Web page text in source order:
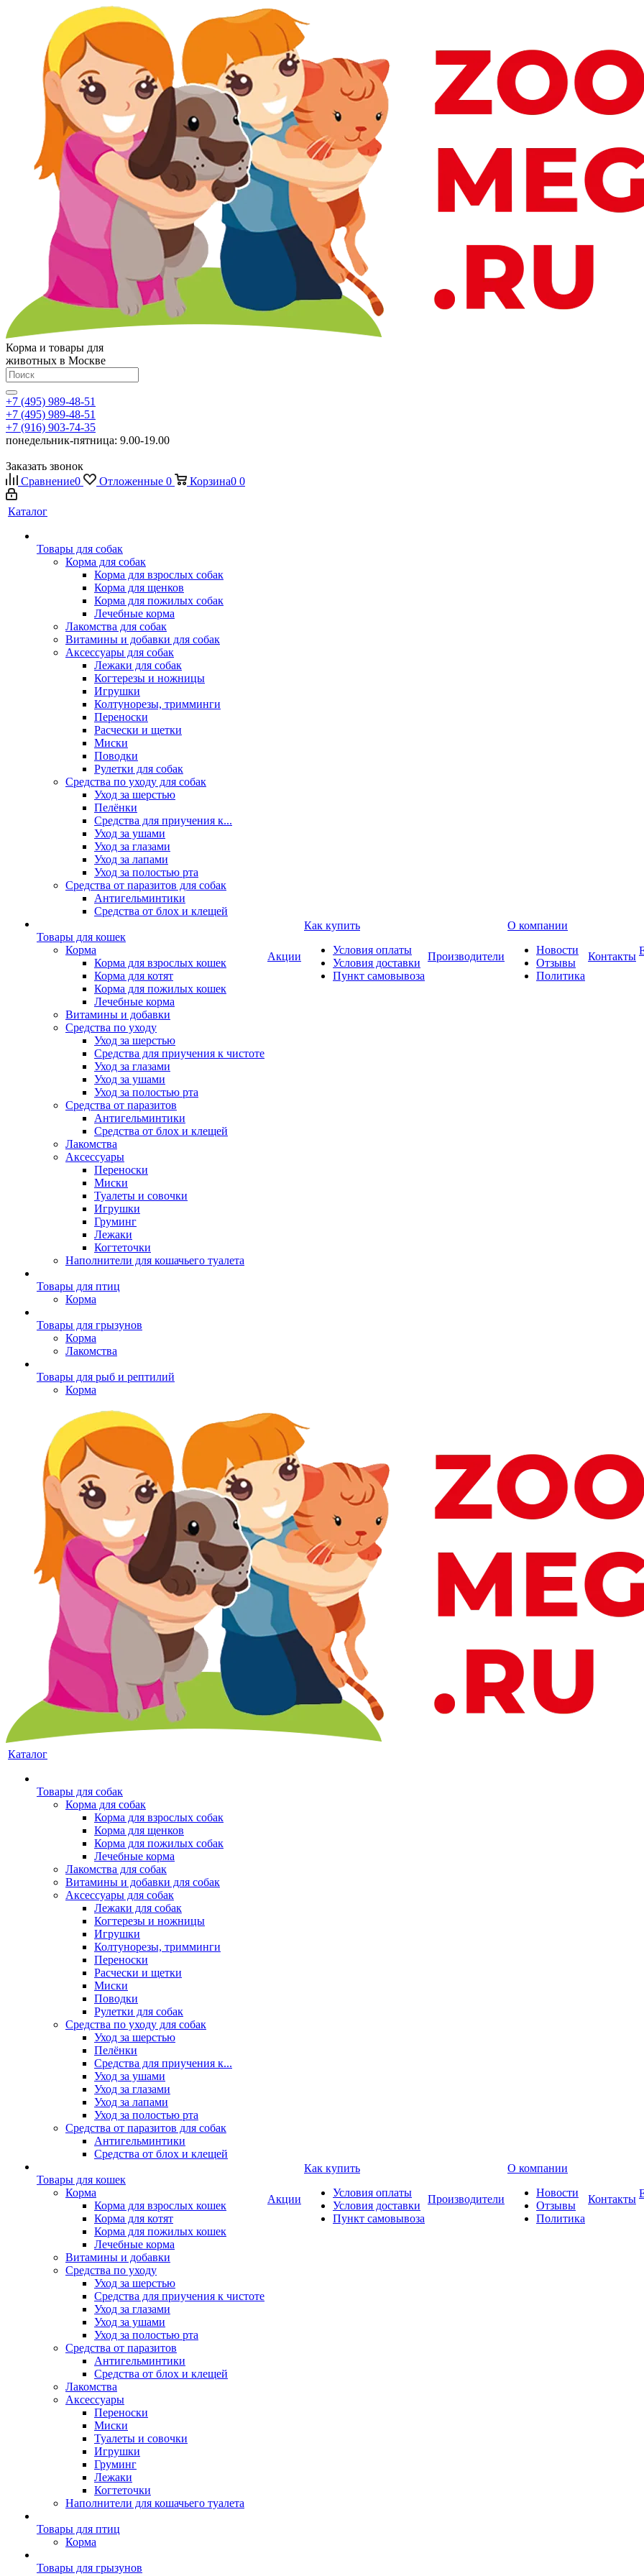
Корма и товары для
животных в Москве
+7 (495) 989-48-51
+7 (495) 989-48-51
+7 (916) 903-74-35
понедельник-пятница: 9.00-19.00
Заказать звонок
Сравнение0 Отложенные 0 Корзина0 0
Каталог
Товары для собак
Корма для собак
Корма для взрослых собак
Корма для щенков
Корма для пожилых собак
Лечебные корма
Лакомства для собак
Витамины и добавки для собак
Аксессуары для собак
Лежаки для собак
Когтерезы и ножницы
Игрушки
Колтунорезы, тримминги
Переноски
Расчески и щетки
Миски
Поводки
Рулетки для собак
Средства по уходу для собак
Уход за шерстью
Пелёнки
Средства для приучения к...
Уход за ушами
Уход за глазами
Уход за лапами
Уход за полостью рта
Средства от паразитов для собак
Антигельминтики
Средства от блох и клещей
Товары для кошек
Корма
Корма для взрослых кошек
Корма для котят
Корма для пожилых кошек
Лечебные корма
Витамины и добавки
Средства по уходу
Уход за шерстью
Средства для приучения к чистоте
Уход за глазами
Уход за ушами
Уход за полостью рта
Средства от паразитов
Антигельминтики
Средства от блох и клещей
Лакомства
Аксессуары
Переноски
Миски
Туалеты и совочки
Игрушки
Груминг
Лежаки
Когтеточки
Наполнители для кошачьего туалета
Товары для птиц
Корма
Товары для грызунов
Корма
Лакомства
Товары для рыб и рептилий
Корма
Акции
Как купить
Условия оплаты
Условия доставки
Пункт самовывоза
Производители
О компании
Новости
Отзывы
Политика
Контакты
Каталог
Товары для собак
Корма для собак
Корма для взрослых собак
Корма для щенков
Корма для пожилых собак
Лечебные корма
Лакомства для собак
Витамины и добавки для собак
Аксессуары для собак
Лежаки для собак
Когтерезы и ножницы
Игрушки
Колтунорезы, тримминги
Переноски
Расчески и щетки
Миски
Поводки
Рулетки для собак
Средства по уходу для собак
Уход за шерстью
Пелёнки
Средства для приучения к...
Уход за ушами
Уход за глазами
Уход за лапами
Уход за полостью рта
Средства от паразитов для собак
Антигельминтики
Средства от блох и клещей
Товары для кошек
Корма
Корма для взрослых кошек
Корма для котят
Корма для пожилых кошек
Лечебные корма
Витамины и добавки
Средства по уходу
Уход за шерстью
Средства для приучения к чистоте
Уход за глазами
Уход за ушами
Уход за полостью рта
Средства от паразитов
Антигельминтики
Средства от блох и клещей
Лакомства
Аксессуары
Переноски
Миски
Туалеты и совочки
Игрушки
Груминг
Лежаки
Когтеточки
Наполнители для кошачьего туалета
Товары для птиц
Корма
Товары для грызунов
Акции
Как купить
Условия оплаты
Условия доставки
Пункт самовывоза
Производители
О компании
Новости
Отзывы
Политика
Контакты